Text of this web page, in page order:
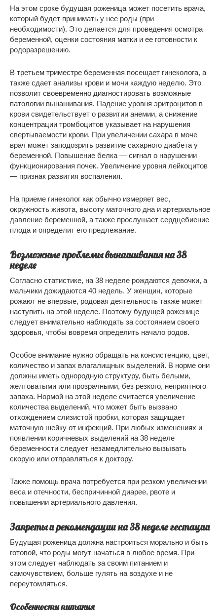
На этом сроке будущая роженица может посетить врача,
который будет принимать у нее роды (при
необходимости). Это делается для проведения осмотра
беременной, оценки состояния матки и ее готовности к
родоразрешению.
В третьем триместре беременная посещает гинеколога, а
также сдает анализы крови и мочи каждую неделю. Это
позволит своевременно диагностировать возможные
патологии вынашивания. Падение уровня эритроцитов в
крови свидетельствует о развитии анемии, а снижение
концентрации тромбоцитов указывает на нарушения
свертываемости крови. При увеличении сахара в моче
врач может заподозрить развитие сахарного диабета у
беременной. Повышение белка — сигнал о нарушении
функционирования почек. Увеличение уровня лейкоцитов
— признак развития воспаления.
На приеме гинеколог как обычно измеряет вес,
окружность живота, высоту маточного дна и артериальное
давление беременной, а также прослушает сердцебиение
плода и определит его предлежание.
Возможные проблемы вынашивания на 38
неделе
Согласно статистике, на 38 неделе рождаются девочки, а
мальчики дожидаются 40 недель. У женщин, которые
рожают не впервые, родовая деятельность также может
наступить на этой неделе. Поэтому будущей роженице
следует внимательно наблюдать за состоянием своего
здоровья, чтобы вовремя определить начало родов.
Особое внимание нужно обращать на консистенцию, цвет,
количество и запах влагалищных выделений. В норме они
должны иметь однородную структуру, быть белыми,
желтоватыми или прозрачными, без резкого, неприятного
запаха. Нормой на этой неделе считается увеличение
количества выделений, что может быть вызвано
отхождением слизистой пробки, которая защищает
маточную шейку от инфекций. При любых изменениях и
появлении коричневых выделений на 38 неделе
беременности следует незамедлительно вызывать
скорую или отправляться к доктору.
Также помощь врача потребуется при резком увеличении
веса и отечности, беспричинной диарее, рвоте и
повышении артериального давления.
Запреты и рекомендации на 38 неделе гестации
Будущая роженица должна настроиться морально и быть
готовой, что роды могут начаться в любое время. При
этом следует наблюдать за своим питанием и
самочувствием, больше гулять на воздухе и не
переутомляться.
Особенности питания